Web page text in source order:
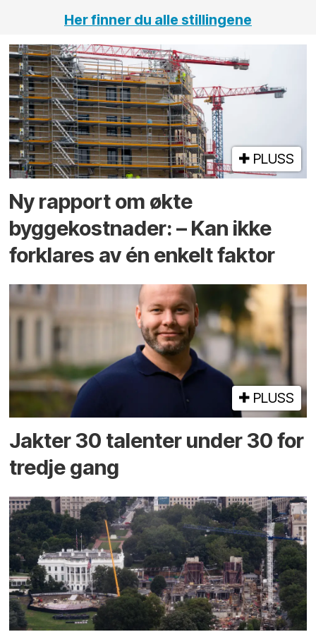
Her finner du alle stillingene
PLUSS
Ny rapport om økte
byggekostnader: – Kan ikke
forklares av én enkelt faktor
PLUSS
Jakter 30 talenter under 30 for
tredje gang